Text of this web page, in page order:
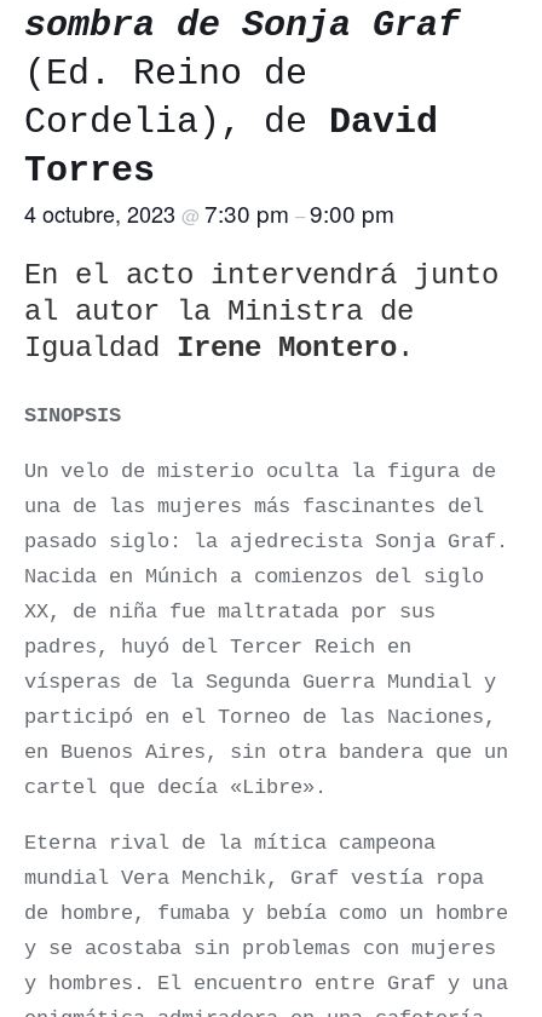
sombra de Sonja Graf
(Ed. Reino de
Cordelia), de David
Torres
4 octubre, 2023 @ 7:30 pm –9:00 pm
En el acto intervendrá junto
al autor la Ministra de
Igualdad Irene Montero.
SINOPSIS
Un velo de misterio oculta la figura de
una de las mujeres más fascinantes del
pasado siglo: la ajedrecista Sonja Graf.
Nacida en Múnich a comienzos del siglo
XX, de niña fue maltratada por sus
padres, huyó del Tercer Reich en
vísperas de la Segunda Guerra Mundial y
participó en el Torneo de las Naciones,
en Buenos Aires, sin otra bandera que un
cartel que decía «Libre».
Eterna rival de la mítica campeona
mundial Vera Menchik, Graf vestía ropa
de hombre, fumaba y bebía como un hombre
y se acostaba sin problemas con mujeres
y hombres. El encuentro entre Graf y una